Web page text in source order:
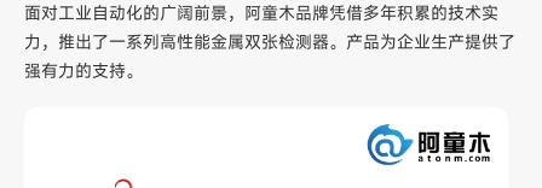
面对工业自动化的广阔前景，阿童木品牌凭借多年积累的技术实
力，推出了一系列高性能金属双张检测器。产品为企业生产提供了
强有力的支持。